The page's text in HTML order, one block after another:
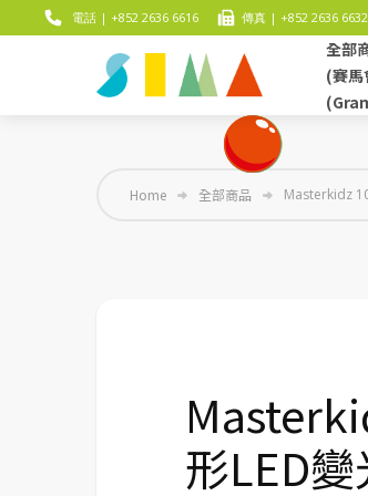
電話 | +852 2636 6616 傳真 | +852 2636 6632
全部
(賽
Home 全部商品 Masterkidz
形LED